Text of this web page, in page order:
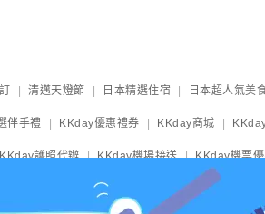
清邁天燈節 日本精選住宿 日本超人氣美
伴手禮 KKday優惠禮券 KKday商城
KKday護照代辦 KKday機場接送 KKday機票
略 關西機場HARUKA車票 Skyliner成田機場